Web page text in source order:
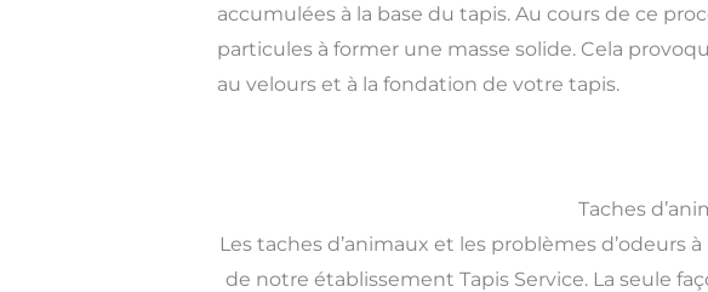
accumulées à la base du tapis. Au cours de ce
particules à former une masse solide. Cela
au velours et à la fondation de votre tapis.
Taches
Les taches d’animaux et les problèmes
de notre établissement Tapis Service. La seule